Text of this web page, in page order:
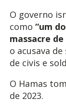
O governo
como “um
massacre
o acusava
de civis e
O Hamas
de 2023.